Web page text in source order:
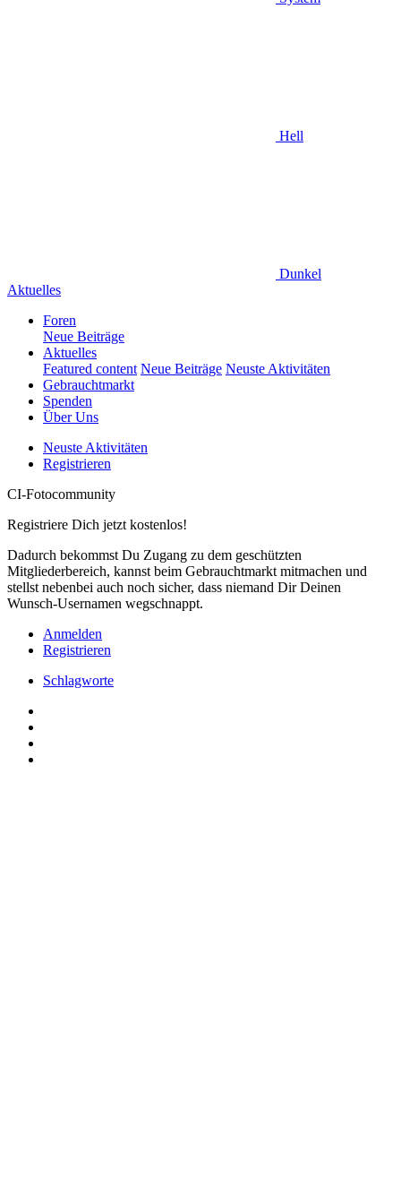
Hell
Dunkel
Aktuelles
Foren
Neue Beiträge
Aktuelles
Featured content Neue Beiträge Neuste Aktivitäten
Gebrauchtmarkt
Spenden
Über Uns
Neuste Aktivitäten
Registrieren
CI-Fotocommunity
Registriere Dich jetzt kostenlos!
Dadurch bekommst Du Zugang zu dem geschützten
Mitgliederbereich, kannst beim Gebrauchtmarkt mitmachen und
stellst nebenbei auch noch sicher, dass niemand Dir Deinen
Wunsch-Usernamen wegschnappt.
Anmelden
Registrieren
Schlagworte